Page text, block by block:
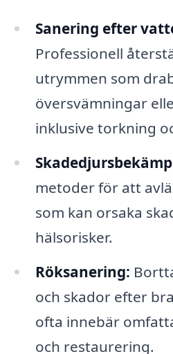
Sanering efter
Professionell
utrymmen som
översvämningar
inklusive torkning
metoder för att
som kan orsaka
hälsorisker.
Röksanering:
och skador efter
ofta innebär
och restaurering.